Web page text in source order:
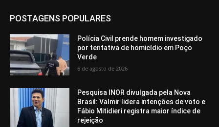
POSTAGENS POPULARES
Polícia Civil prende homem investigado
por tentativa de homicídio em Poço
Verde
6 de agosto de 2026
Pesquisa INOR divulgada pela Nova
Brasil: Valmir lidera intenções de voto e
Fábio Mitidieri registra maior índice de
rejeição